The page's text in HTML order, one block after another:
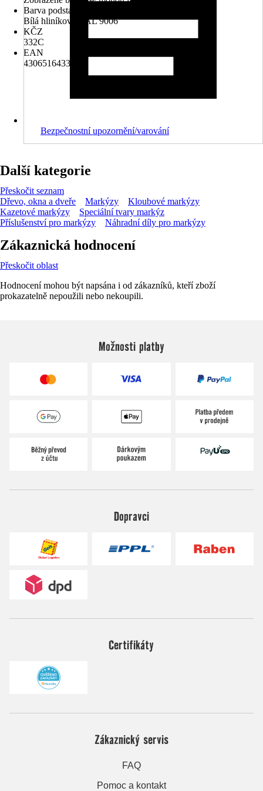
Barva podstavce
Bílá hliníková RAL 9006
KČZ
332C
EAN
4306516433100
Bezpečnostní upozornění/varování
Další kategorie
Přeskočit seznam
Dřevo, okna a dveře
Markýzy
Kloubové markýzy
Kazetové markýzy
Speciální tvary markýz
Příslušenství pro markýzy
Náhradní díly pro markýzy
Zákaznická hodnocení
Přeskočit oblast
Hodnocení mohou být napsána i od zákazníků, kteří zboží
prokazatelně nepoužili nebo nekoupili.
Možnosti platby
Dopravci
Certifikáty
Zákaznický servis
FAQ
Pomoc a kontakt